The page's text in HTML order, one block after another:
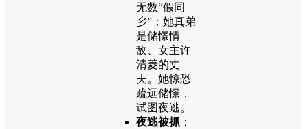
无数“假同
乡”；她真弟
是储憬情
敌、女主许
清菱的丈
夫。她惊恐
疏远储憬，
试图夜逃。
夜逃被抓 ：